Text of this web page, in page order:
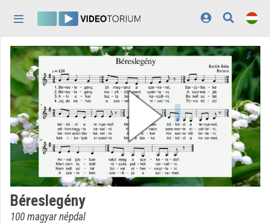
Kezdőlap
Bejelentkezés
Felfedezés
Kategóriák
Lejátszási listák
Intézmények
Közreműködők
Béreslegény
100 magyar népdal